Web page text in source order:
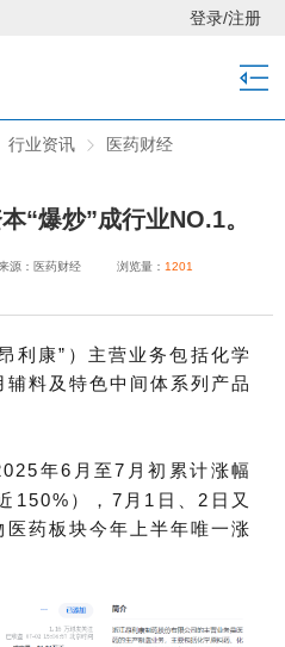
登录/注册
行业资讯 医药财经
“爆炒”成行业NO.1。
源：医药财经 浏览量： 1201
利康”）主营业务包括化学
料及特色中间体系列产品
年6月至7月初累计涨幅
150%），7月1日、2日又
医药板块今年上半年唯一涨